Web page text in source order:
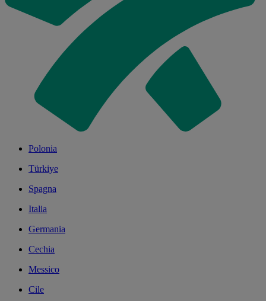
Polonia
Türkiye
Spagna
Italia
Germania
Cechia
Messico
Cile